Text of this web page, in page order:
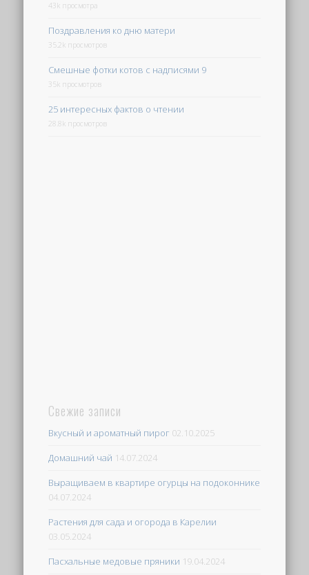
43k просмотра
Поздравления ко дню матери
35.2k просмотров
Смешные фотки котов с надписями 9
35k просмотров
25 интересных фактов о чтении
28.8k просмотров
Свежие записи
Вкусный и ароматный пирог 02.10.2025
Домашний чай 14.07.2024
Выращиваем в квартире огурцы на подоконнике
04.07.2024
Растения для сада и огорода в Карелии
03.05.2024
Пасхальные медовые пряники 19.04.2024